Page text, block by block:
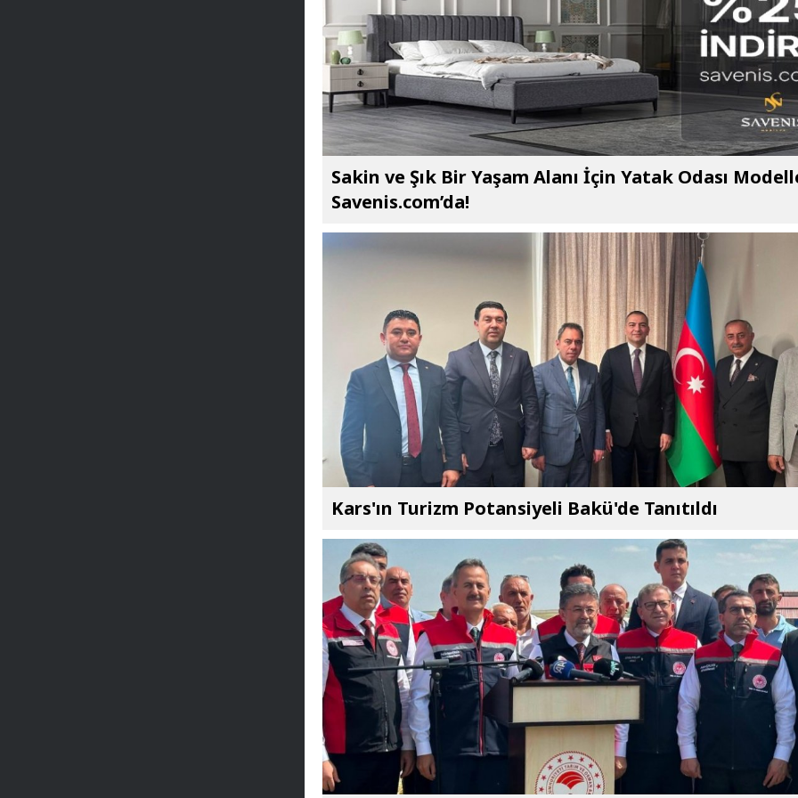
Sakin ve Şık Bir Yaşam Alanı İçin Yatak Odası
Savenis.com’da!
Kars'ın Turizm Potansiyeli Bakü'de Tanıtıldı